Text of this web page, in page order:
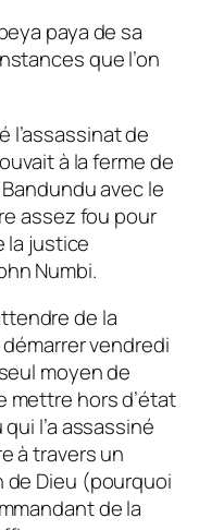
paya de sa
que l’on
l’assassinat de
à la ferme de
avec le
assez fou pour
la justice
Numbi.
de la
vendredi
moyen de
mettre hors d’état
l’a assassiné
à travers un
de Dieu (pourquoi
de la